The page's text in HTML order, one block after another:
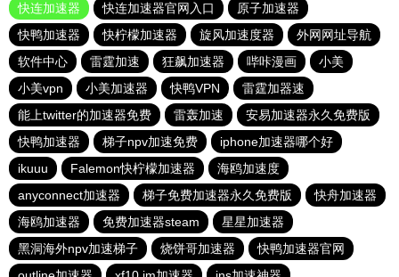
快连加速器
快连加速器官网入口
原子加速器
快鸭加速器
快柠檬加速器 旋风加速度器
外网网址导航
软件中心
雷霆加速 狂飙加速器 哔咔漫画
小美
小美vpn
小美加速器 快鸭VPN
雷霆加器速
能上twitter的加速器免费
雷轰加速
安易加速器永久免费版
快鸭加速器
梯子npv加速免费
iphone加速器哪个好
ikuuu
Falemon快柠檬加速器
海鸥加速度
anyconnect加速器
梯子免费加速器永久免费版
快舟加速器
海鸥加速器
免费加速器steam
星星加速器
黑洞海外npv加速梯子
烧饼哥加速器
快鸭加速器官网